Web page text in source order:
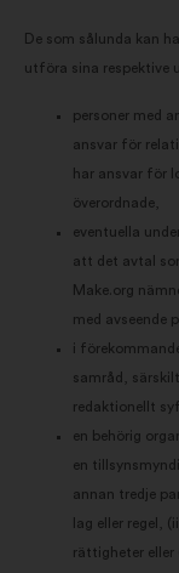
De som sålunda kan
utföra sina respektive
personer med
ansvar för
har ansvar för
överordnade,
eventuella
att det avtal
Make.org
med avseende
i
samråd,
redaktionellt
en behörig
en
annan tredje
lag eller regel,
rättigheter eller